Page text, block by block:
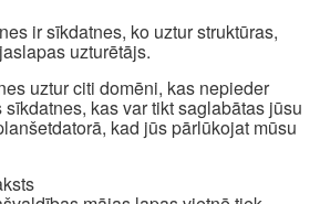
ir sīkdatnes, ko uztur struktūras,
uzturētājs.
uztur citi domēni, kas nepieder
sīkdatnes, kas var tikt saglabātas jūsu
kad jūs pārlūkojat mūsu